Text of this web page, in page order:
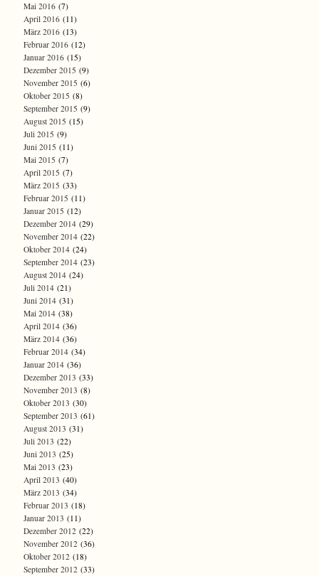
Mai 2016 (7)
April 2016 (11)
März 2016 (13)
Februar 2016 (12)
Januar 2016 (15)
Dezember 2015 (9)
November 2015 (6)
Oktober 2015 (8)
September 2015 (9)
August 2015 (15)
Juli 2015 (9)
Juni 2015 (11)
Mai 2015 (7)
April 2015 (7)
März 2015 (33)
Februar 2015 (11)
Januar 2015 (12)
Dezember 2014 (29)
November 2014 (22)
Oktober 2014 (24)
September 2014 (23)
August 2014 (24)
Juli 2014 (21)
Juni 2014 (31)
Mai 2014 (38)
April 2014 (36)
März 2014 (36)
Februar 2014 (34)
Januar 2014 (36)
Dezember 2013 (33)
November 2013 (8)
Oktober 2013 (30)
September 2013 (61)
August 2013 (31)
Juli 2013 (22)
Juni 2013 (25)
Mai 2013 (23)
April 2013 (40)
März 2013 (34)
Februar 2013 (18)
Januar 2013 (11)
Dezember 2012 (22)
November 2012 (36)
Oktober 2012 (18)
September 2012 (33)